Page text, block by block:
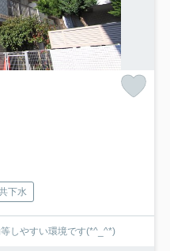
下水
しやすい環境です(*^_^*)